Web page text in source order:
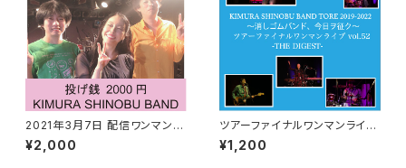
2021年3月7日 配信ワンマンラ
イブ 2000円
¥2,000
ツアーファイナルワンマンライ
ブ 〜ダイジェスト版〜
¥1,200